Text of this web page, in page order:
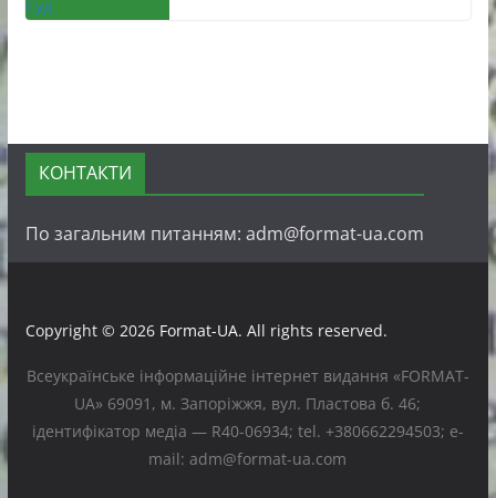
КОНТАКТИ
По загальним питанням: adm@format-ua.com
Copyright © 2026 Format-UA. All rights reserved.
Всеукраїнське інформаційне інтернет видання «FORMAT-
UA» 69091, м. Запоріжжя, вул. Пластова б. 46;
ідентифікатор медіа — R40-06934; tel. +380662294503; e-
mail: adm@format-ua.com